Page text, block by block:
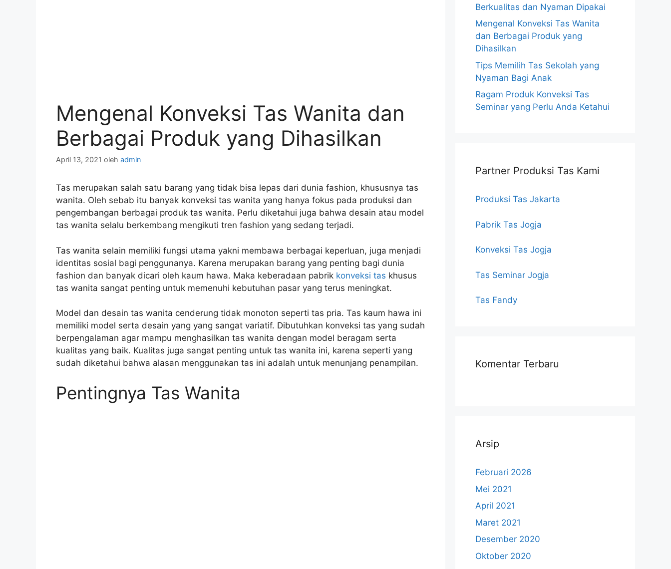
Mengenal Konveksi Tas Wanita dan
Berbagai Produk yang Dihasilkan
April 13, 2021 oleh admin
Tas merupakan salah satu barang yang tidak bisa lepas dari dunia fashion, khususnya tas
wanita. Oleh sebab itu banyak konveksi tas wanita yang hanya fokus pada produksi dan
pengembangan berbagai produk tas wanita. Perlu diketahui juga bahwa desain atau model
tas wanita selalu berkembang mengikuti tren fashion yang sedang terjadi.
Tas wanita selain memiliki fungsi utama yakni membawa berbagai keperluan, juga menjadi
identitas sosial bagi penggunanya. Karena merupakan barang yang penting bagi dunia
fashion dan banyak dicari oleh kaum hawa. Maka keberadaan pabrik konveksi tas khusus
tas wanita sangat penting untuk memenuhi kebutuhan pasar yang terus meningkat.
Model dan desain tas wanita cenderung tidak monoton seperti tas pria. Tas kaum hawa ini
memiliki model serta desain yang yang sangat variatif. Dibutuhkan konveksi tas yang sudah
berpengalaman agar mampu menghasilkan tas wanita dengan model beragam serta
kualitas yang baik. Kualitas juga sangat penting untuk tas wanita ini, karena seperti yang
sudah diketahui bahwa alasan menggunakan tas ini adalah untuk menunjang penampilan.
Pentingnya Tas Wanita
Berkualitas dan Nyaman Dipakai
Mengenal Konveksi Tas Wanita
dan Berbagai Produk yang
Dihasilkan
Tips Memilih Tas Sekolah yang
Nyaman Bagi Anak
Ragam Produk Konveksi Tas
Seminar yang Perlu Anda Ketahui
Partner Produksi Tas Kami
Produksi Tas Jakarta
Pabrik Tas Jogja
Konveksi Tas Jogja
Tas Seminar Jogja
Tas Fandy
Komentar Terbaru
Arsip
Februari 2026
Mei 2021
April 2021
Maret 2021
Desember 2020
Oktober 2020